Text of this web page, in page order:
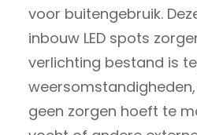
voor buitengebruik.
inbouw LED spots
verlichting bestand is
geen zorgen hoeft te